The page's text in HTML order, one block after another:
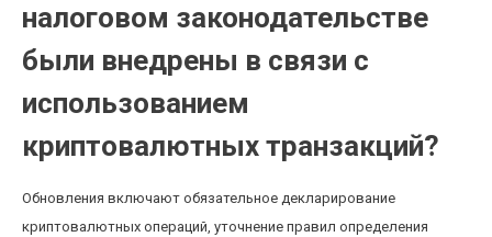
налоговом законодательстве
были внедрены в связи с
использованием
криптовалютных транзакций?
Обновления включают обязательное декларирование
криптовалютных операций, уточнение правил определения